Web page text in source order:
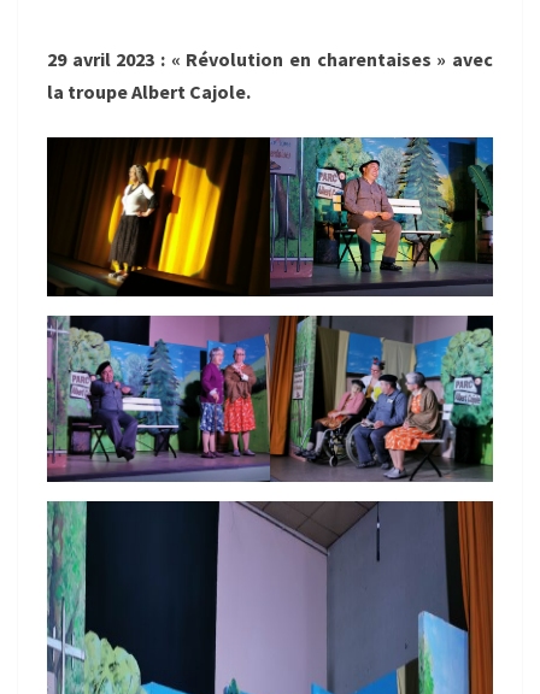
29 avril 2023 : « Révolution en charentaises » avec
la troupe Albert Cajole.